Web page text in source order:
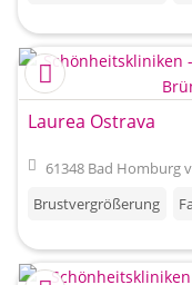
Laurea Ostrava
61348 Bad Homburg
Brustvergrößerung